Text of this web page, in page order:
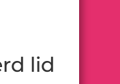
lid